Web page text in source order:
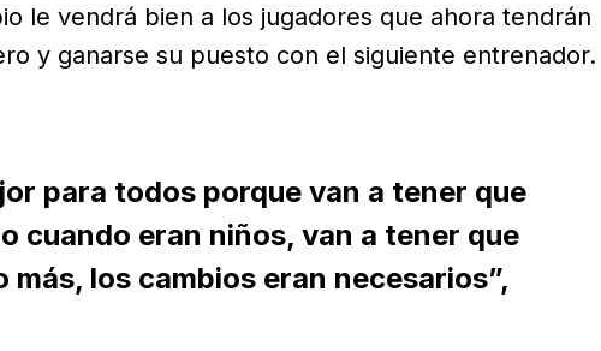
le vendrá bien a los jugadores que ahora tendrán
y ganarse su puesto con el siguiente entrenador.
para todos porque van a tener que
cuando eran niños, van a tener que
más, los cambios eran necesarios”,